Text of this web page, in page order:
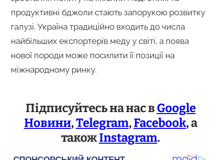
продуктивні бджоли стають запорукою розвитку
галузі. Україна традиційно входить до числа
найбільших експортерів меду у світі, а поява
нової породи може посилити її позиції на
міжнародному ринку.
Підписуйтесь на нас вGoogle
Новини,Telegram,Facebook, а
такожInstagram.